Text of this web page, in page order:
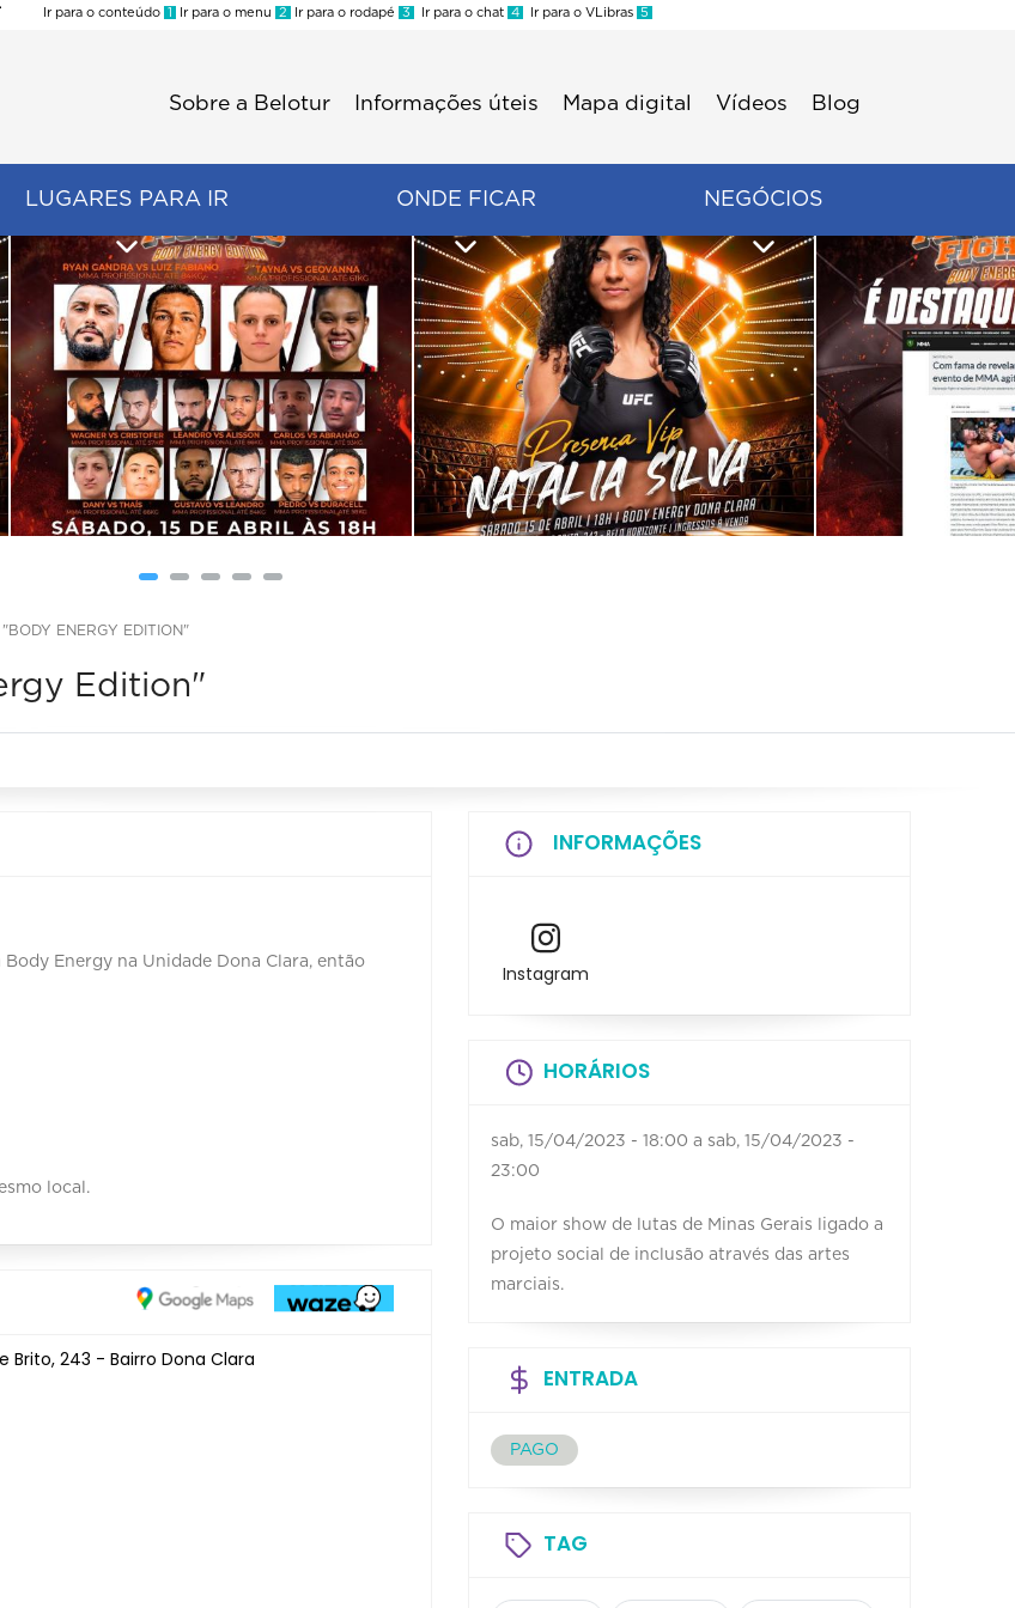
Ir para o conteúdo 1 Ir para o menu 2 Ir para o rodapé 3 Ir para o chat 4 Ir para o VLibras 5
Sobre a Belotur Informações úteis Mapa digital Vídeos Blog
LUGARES PARA IR ONDE FICAR NEGÓCIOS
ENERGY EDITION"
Edition"
Energy na Unidade Dona Clara, então
local.
Brito, 243 - Bairro Dona Clara
INFORMAÇÕES
Instagram
HORÁRIOS
sab, 15/04/2023 - 18:00 a sab, 15/04/2023 -
23:00
O maior show de lutas de Minas Gerais ligado a
projeto social de inclusão através das artes
marciais.
ENTRADA
PAGO
TAG